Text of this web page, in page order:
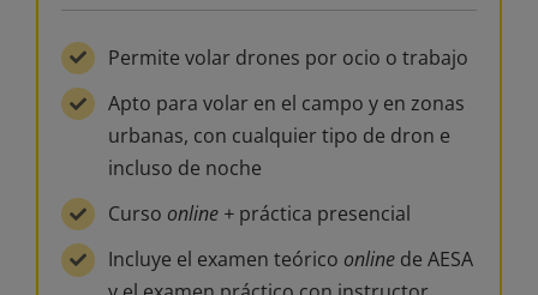
Permite volar drones por ocio o trabajo
Apto para volar en el campo y en zonas
urbanas, con cualquier tipo de dron e
incluso de noche
Curso online + práctica presencial
Incluye el examen teórico onlinede AESA